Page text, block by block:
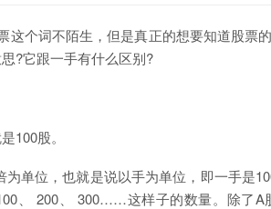
这个词不陌生，但是真正的想要知道股票
?它跟一手有什么区别?
100股。
单位，也就是说以手为单位，即一手是
、 200、 300……这样子的数量。除了A